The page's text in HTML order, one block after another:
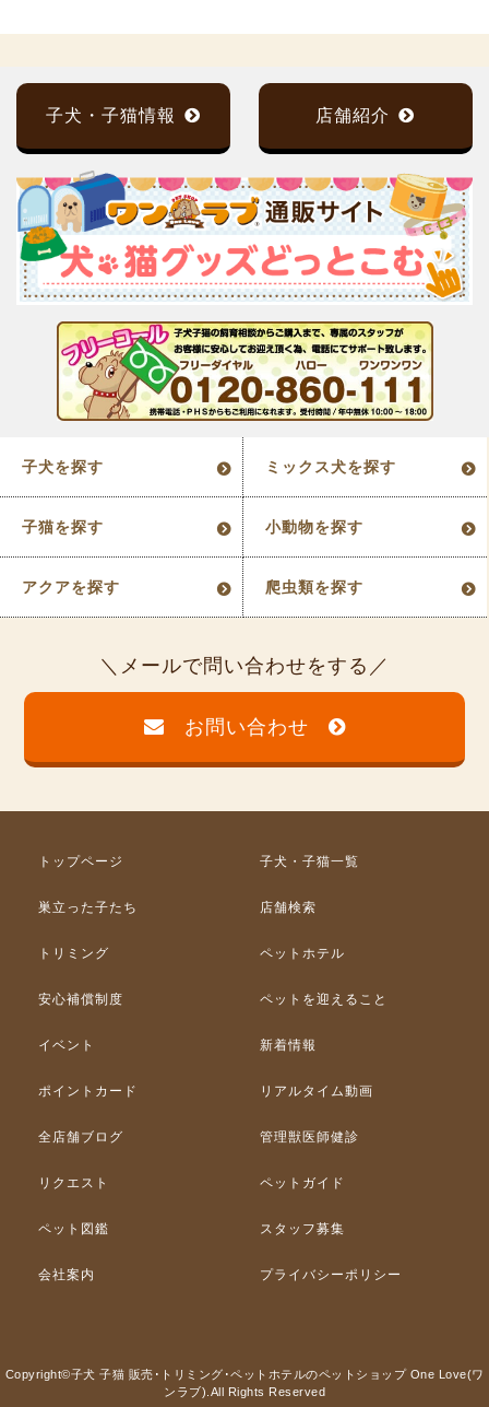
子犬・子猫情報 店舗紹介
子犬を探す ミックス犬を探す
子猫を探す 小動物を探す
アクアを探す 爬虫類を探す
メールで問い合わせをする
お問い合わせ
トップページ 子犬・子猫一覧
巣立った子たち 店舗検索
トリミング ペットホテル
安心補償制度 ペットを迎えること
イベント 新着情報
ポイントカード リアルタイム動画
全店舗ブログ 管理獣医師健診
リクエスト ペットガイド
ペット図鑑 スタッフ募集
会社案内 プライバシーポリシー
Copyright©子犬 子猫 販売･トリミング･ペットホテルのペットショップ One Love(ワ
ンラブ).All Rights Reserved